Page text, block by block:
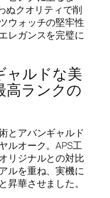
ぬクオリティで削
ウォッチの堅牢性
レガンスを完璧に
ャルドな美
高ランクの
とアバンギャルド
ルオーク。APS工
リジナルとの対比
ルを重ね、実機に
昇華させました。